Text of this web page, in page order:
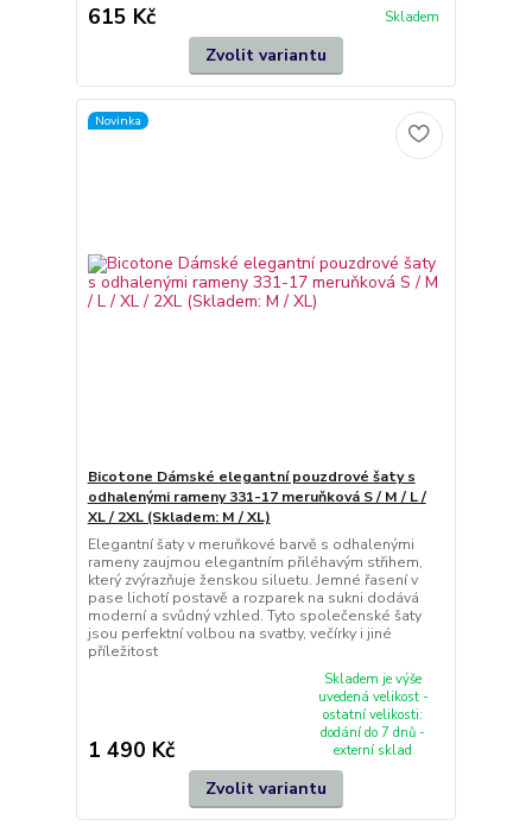
615 Kč Skladem
Zvolit variantu
Novinka
Bicotone Dámské elegantní pouzdrové šaty s
odhalenými rameny 331-17 meruňková S / M / L /
XL / 2XL (Skladem: M / XL)
Elegantní šaty v meruňkové barvě s odhalenými
rameny zaujmou elegantním přiléhavým střihem,
který zvýrazňuje ženskou siluetu. Jemné řasení v
pase lichotí postavě a rozparek na sukni dodává
moderní a svůdný vzhled. Tyto společenské šaty
jsou perfektní volbou na svatby, večírky i jiné
příležitost
1 490 Kč
Skladem je výše
uvedená velikost -
ostatní velikosti:
dodání do 7 dnů -
externí sklad
Zvolit variantu